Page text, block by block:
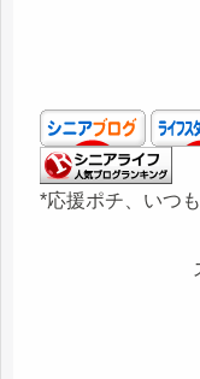
*応援ポチ、いつ